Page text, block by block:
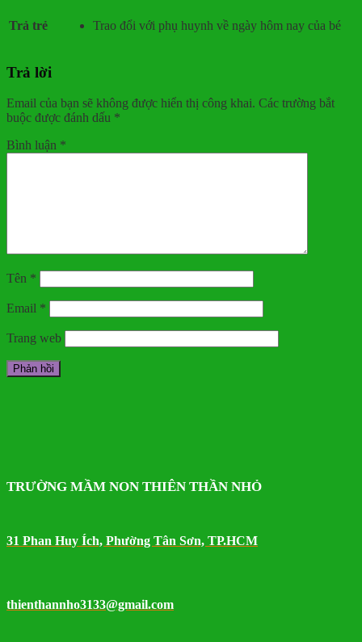
Trả trẻ Trao đổi với phụ huynh về ngày hôm nay của bé
Trả lời
Email của bạn sẽ không được hiển thị công khai. Các trường bắt
buộc được đánh dấu *
Bình luận *
Tên *
Email *
Trang web
TRƯỜNG MẦM NON THIÊN THẦN NHỎ
31 Phan Huy Ích, Phường Tân Sơn, TP.HCM
thienthannho3133@gmail.com